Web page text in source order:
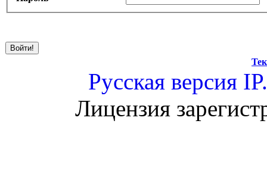
Русская версия
Лицензия